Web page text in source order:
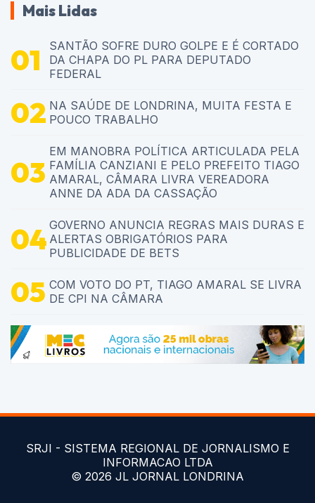
Mais Lidas
SANTÃO SOFRE DURO GOLPE E É CORTADO
DA CHAPA DO PL PARA DEPUTADO
FEDERAL
NA SAÚDE DE LONDRINA, MUITA FESTA E
POUCO TRABALHO
EM MANOBRA POLÍTICA ARTICULADA PELA
FAMÍLIA CANZIANI E PELO PREFEITO TIAGO
AMARAL, CÂMARA LIVRA VEREADORA
ANNE DA ADA DA CASSAÇÃO
GOVERNO ANUNCIA REGRAS MAIS DURAS E
ALERTAS OBRIGATÓRIOS PARA
PUBLICIDADE DE BETS
COM VOTO DO PT, TIAGO AMARAL SE LIVRA
DE CPI NA CÂMARA
SRJI - SISTEMA REGIONAL DE JORNALISMO E
INFORMACAO LTDA
© 2026 JL JORNAL LONDRINA